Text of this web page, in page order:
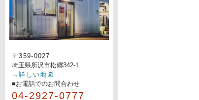
〒359-0027
埼玉県所沢市松郷342-1
→詳しい地図
■お電話でのお問合わせ
04-2927-0777